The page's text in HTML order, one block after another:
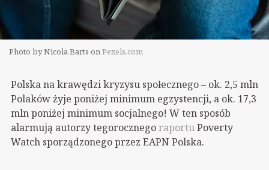
Photo by Nicola Barts onPexels.com
Polska na krawędzi kryzysu społecznego – ok. 2,5 mln
Polaków żyje poniżej minimum egzystencji, a ok. 17,3
mln poniżej minimum socjalnego! W ten sposób
alarmują autorzy tegorocznegoraportu Poverty
Watch sporządzonego przez EAPN Polska.